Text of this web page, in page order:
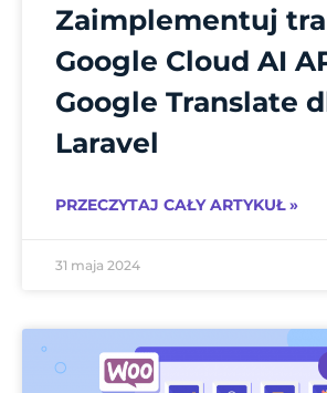
Zaimplementuj
Google Cloud AI
Google Translate
Laravel
PRZECZYTAJ CAŁY ARTYKUŁ »
31 maja 2024